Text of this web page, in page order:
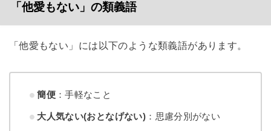
「他愛もない」の類義語
「他愛もない」には以下のような類義語があります。
簡便：手軽なこと
大人気ない(おとなげない) ：思慮分別がない